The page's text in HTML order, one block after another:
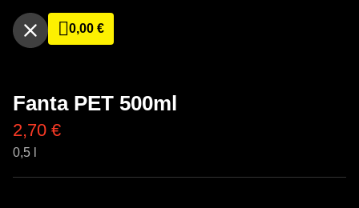
0,00 €
Fanta PET 500ml
2,70 €
0,5 l